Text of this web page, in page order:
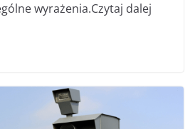
wyrażenia.Czytaj dalej